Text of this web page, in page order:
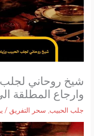
شيخ روحاني لجلب
وارجاع المطلقة الى
جلب الحبيب, سحر التفريق /